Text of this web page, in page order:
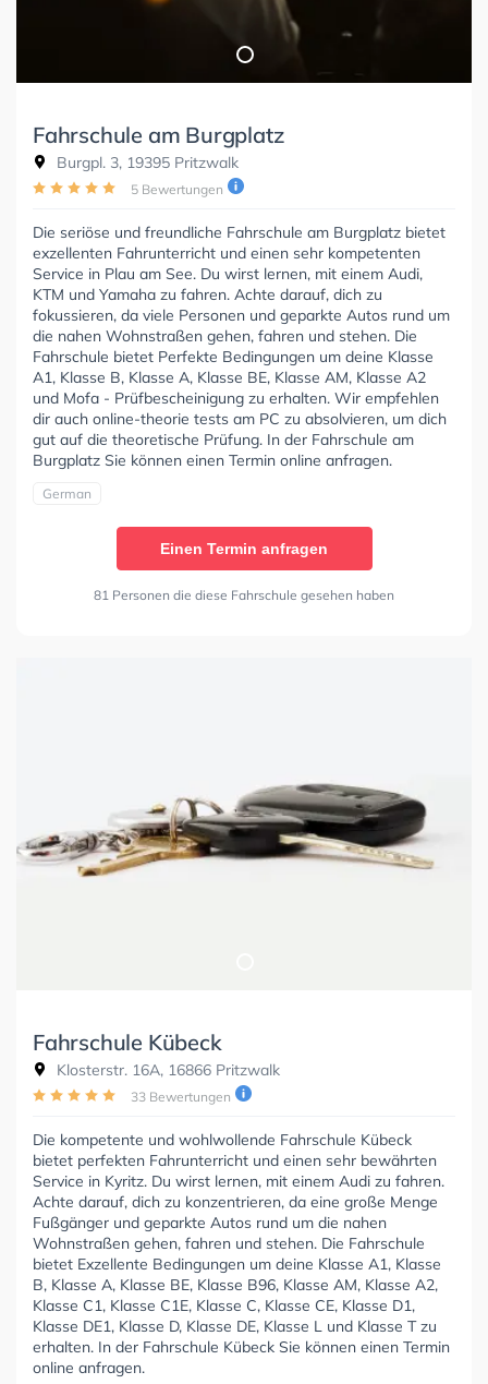
Fahrschule am Burgplatz
Burgpl. 3, 19395 Pritzwalk
5 Bewertungen
Die seriöse und freundliche Fahrschule am Burgplatz bietet
exzellenten Fahrunterricht und einen sehr kompetenten
Service in Plau am See. Du wirst lernen, mit einem Audi,
KTM und Yamaha zu fahren. Achte darauf, dich zu
fokussieren, da viele Personen und geparkte Autos rund um
die nahen Wohnstraßen gehen, fahren und stehen. Die
Fahrschule bietet Perfekte Bedingungen um deine Klasse
A1, Klasse B, Klasse A, Klasse BE, Klasse AM, Klasse A2
und Mofa - Prüfbescheinigung zu erhalten. Wir empfehlen
dir auch online-theorie tests am PC zu absolvieren, um dich
gut auf die theoretische Prüfung. In der Fahrschule am
Burgplatz Sie können einen Termin online anfragen.
German
Einen Termin anfragen
81 Personen die diese Fahrschule gesehen haben
Fahrschule Kübeck
Klosterstr. 16A, 16866 Pritzwalk
33 Bewertungen
Die kompetente und wohlwollende Fahrschule Kübeck
bietet perfekten Fahrunterricht und einen sehr bewährten
Service in Kyritz. Du wirst lernen, mit einem Audi zu fahren.
Achte darauf, dich zu konzentrieren, da eine große Menge
Fußgänger und geparkte Autos rund um die nahen
Wohnstraßen gehen, fahren und stehen. Die Fahrschule
bietet Exzellente Bedingungen um deine Klasse A1, Klasse
B, Klasse A, Klasse BE, Klasse B96, Klasse AM, Klasse A2,
Klasse C1, Klasse C1E, Klasse C, Klasse CE, Klasse D1,
Klasse DE1, Klasse D, Klasse DE, Klasse L und Klasse T zu
erhalten. In der Fahrschule Kübeck Sie können einen Termin
online anfragen.